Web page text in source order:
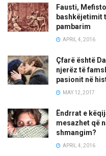
Fausti,
bashkëjetimit
pambarim
APRIL 4, 2016
Çfarë është
njerëz të
pasionit në
MAY 12, 2017
Ëndrrat e
mesazhet që
shmangim?
APRIL 4, 2016